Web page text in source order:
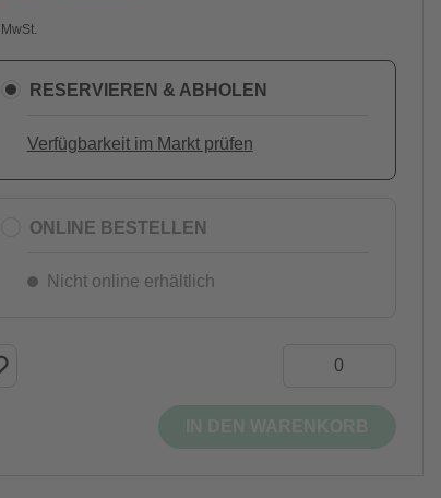
MwSt.
RESERVIEREN & ABHOLEN
Verfügbarkeit im Markt prüfen
ONLINE BESTELLEN
Nicht online erhältlich